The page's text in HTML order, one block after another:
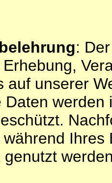
:
auf unserer
Daten
genutzt